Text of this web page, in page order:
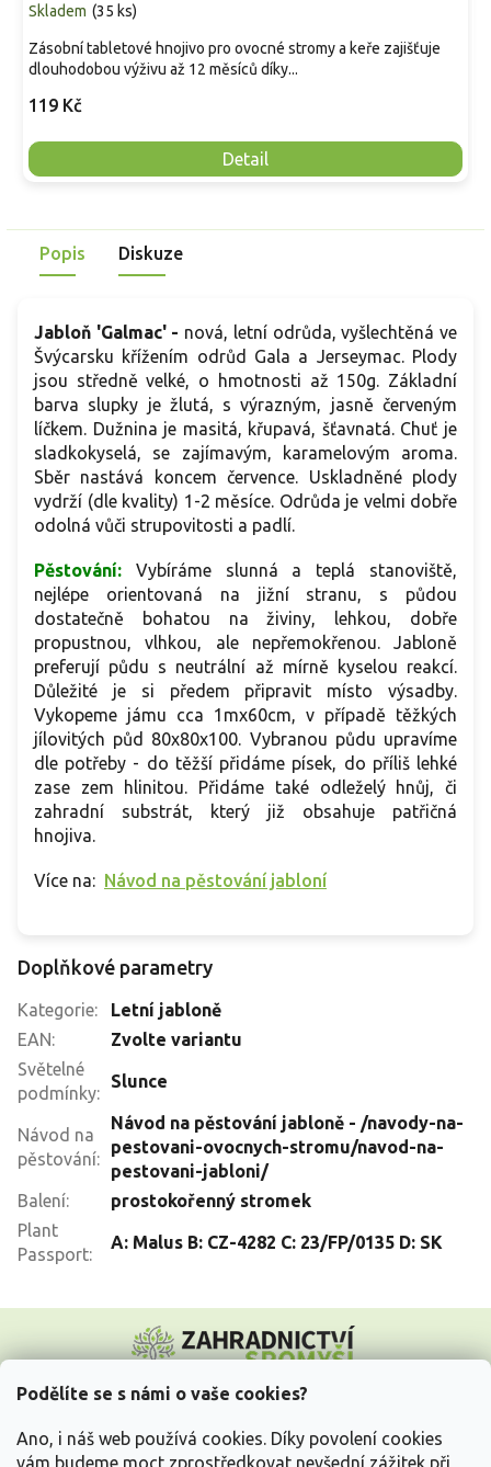
Podělíte se s námi o vaše cookies?
Ano, i náš web používá cookies. Díky povolení cookies
vám budeme moct zprostředkovat nevšední zážitek při
Skladem (35 ks)
119 Kč
Detail
Zásobní tabletové hnojivo pro ovocné stromy a keře zajišťuje
dlouhodobou výživu až 12 měsíců díky...
Popis Diskuze
Jabloň 'Galmac' - nová, letní odrůda, vyšlechtěná ve
Švýcarsku křížením odrůd Gala a Jerseymac. Plody
jsou středně velké, o hmotnosti až 150g. Základní
barva slupky je žlutá, s výrazným, jasně červeným
líčkem. Dužnina je masitá, křupavá, šťavnatá. Chuť je
sladkokyselá, se zajímavým, karamelovým aroma.
Sběr nastává koncem července. Uskladněné plody
vydrží (dle kvality) 1-2 měsíce. Odrůda je velmi dobře
odolná vůči strupovitosti a padlí.
Pěstování: Vybíráme slunná a teplá stanoviště,
nejlépe orientovaná na jižní stranu, s půdou
dostatečně bohatou na živiny, lehkou, dobře
propustnou, vlhkou, ale nepřemokřenou. Jabloně
preferují půdu s neutrální až mírně kyselou reakcí.
Důležité je si předem připravit místo výsadby.
Vykopeme jámu cca 1mx60cm, v případě těžkých
jílovitých půd 80x80x100. Vybranou půdu upravíme
dle potřeby - do těžší přidáme písek, do příliš lehké
zase zem hlinitou. Přidáme také odleželý hnůj, či
zahradní substrát, který již obsahuje patřičná
hnojiva.
Více na: Návod na pěstování jabloní
Doplňkové parametry
Kategorie:
Letní jabloně
EAN:
Zvolte variantu
Světelné
podmínky:
Slunce
Návod na
pěstování:
Návod na pěstování jabloně - /navody-na-
pestovani-ovocnych-stromu/navod-na-
pestovani-jabloni/
Balení:
prostokořenný stromek
Plant
Passport:
A: Malus B: CZ-4282 C: 23/FP/0135 D: SK
p
Vše o nákupu